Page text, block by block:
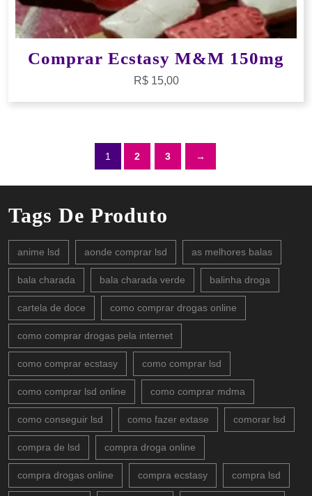
Comprar Ecstasy M&M 150mg
R$15,00
1 2 3 →
Tags De Produto
anime lsd aonde comprar lsd as melhores balas
bala charada bala charada verde balinha droga
cartela de doce como comprar drogas online
como comprar drogas pela internet
como comprar ecstasy como comprar lsd
como comprar lsd online como comprar mdma
como conseguir lsd como fazer extase comorar lsd
compra de lsd compra droga online
compra drogas online compra ecstasy compra lsd